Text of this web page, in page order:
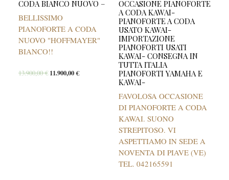
CODA BIANCO NUOVO –
BELLISSIMO
PIANOFORTE A CODA
NUOVO "HOFFMAYER"
BIANCO!!
13.900,00€ 11.900,00€
OCCASIONE PIANOFORTE
A CODA KAWAI-
PIANOFORTE A CODA
USATO KAWAI-
IMPORTAZIONE
PIANOFORTI USATI
KAWAI- CONSEGNA IN
TUTTA ITALIA
PIANOFORTI YAMAHA E
KAWAI-
FAVOLOSA OCCASIONE
DI PIANOFORTE A CODA
KAWAI. SUONO
STREPITOSO. VI
ASPETTIAMO IN SEDE A
NOVENTA DI PIAVE (VE)
TEL. 042165591